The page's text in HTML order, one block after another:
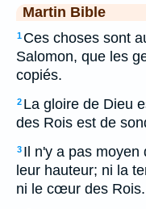
Martin Bible
1 Ces choses sont
Salomon, que les
copiés.
2 La gloire de Dieu
des Rois est de
3 Il n'y a pas moyen
leur hauteur; ni la
ni le cœur des Rois.